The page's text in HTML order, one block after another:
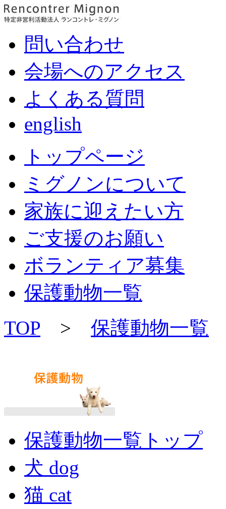
問い合わせ
会場へのアクセス
よくある質問
english
トップページ
ミグノンについて
家族に迎えたい方
ご支援のお願い
ボランティア募集
保護動物一覧
TOP > 保護動物一覧
保護動物一覧トップ
犬 dog
猫 cat